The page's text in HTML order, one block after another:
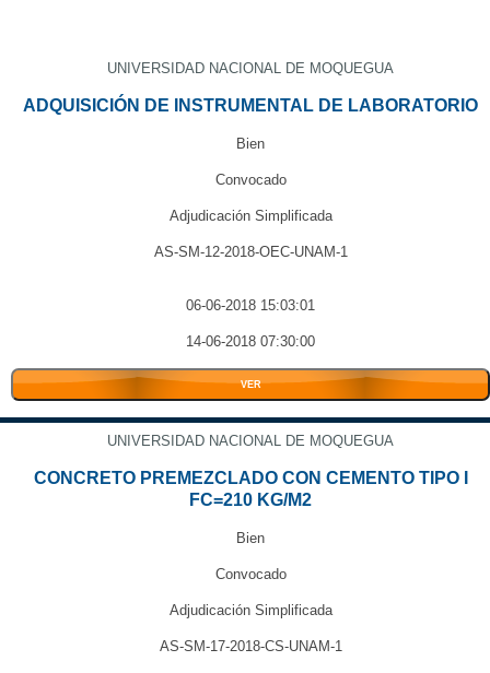
UNIVERSIDAD NACIONAL DE MOQUEGUA
ADQUISICIÓN DE INSTRUMENTAL DE LABORATORIO
Bien
Convocado
Adjudicación Simplificada
AS-SM-12-2018-OEC-UNAM-1
06-06-2018 15:03:01
14-06-2018 07:30:00
VER
UNIVERSIDAD NACIONAL DE MOQUEGUA
CONCRETO PREMEZCLADO CON CEMENTO TIPO I
FC=210 KG/M2
Bien
Convocado
Adjudicación Simplificada
AS-SM-17-2018-CS-UNAM-1